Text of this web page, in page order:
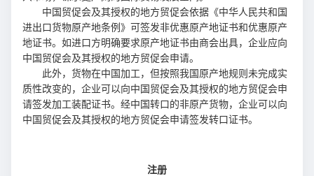
中国贸促会及其授权的地方贸促会依据《中华人民共和国
进出口货物原产地条例》可签发非优惠原产地证书和优惠原产
地证书。如进口方明确要求原产地证书由商会出具，企业应向
中国贸促会及其授权的地方贸促会申请。
此外，货物在中国加工，但按照我国原产地规则未完成实
质性改变的，企业可以向中国贸促会及其授权的地方贸促会申
请签发加工装配证书。经中国转口的非原产货物，企业可以向
中国贸促会及其授权的地方贸促会申请签发转口证书。
注册